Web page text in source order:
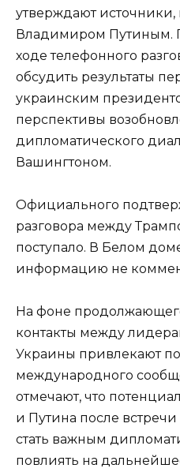
утверждают источники,
Владимиром Путиным.
ходе телефонного
обсудить результаты
украинским
перспективы
дипломатического
Вашингтоном.
Официального
разговора между
поступало. В Белом
информацию не
На фоне
контакты между
Украины привлекают
международного
отмечают, что
и Путина после
стать важным
повлиять на